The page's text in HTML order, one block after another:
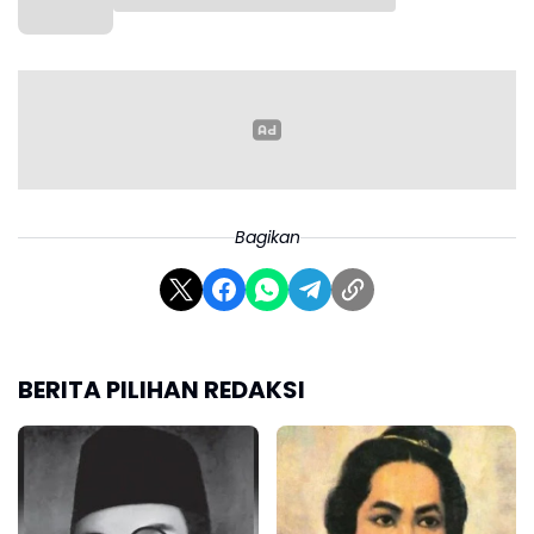
Ke depan, ia berencana mulai melakukan komunikasi
menghadiri pertemuan tahunan International
Monetary Fund dan World Bank di Washington DC,
Amerika Serikat pada April mendatang.
“Saya akan ke luar negeri pada April untuk
Bagikan
BERITA PILIHAN REDAKSI